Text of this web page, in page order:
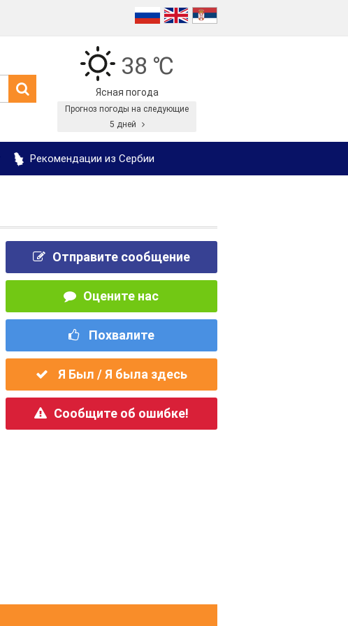
38 ℃
Ясная погода
Прогноз погоды на следующие
5 дней
Рекомендации из Сербии
Отправите сообщение
Оцените нас
Похвалите
Я Был / Я была здесь
Сообщите об ошибке!